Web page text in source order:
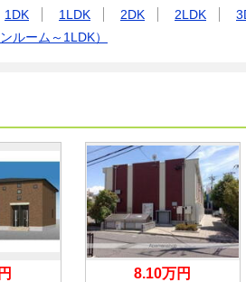
1DK 1LDK 2DK 2LDK
ルーム～1LDK）
8.10万円